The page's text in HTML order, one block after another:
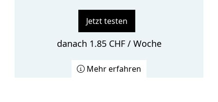
Jetzt testen
danach 1.85 CHF / Woche
Mehr erfahren